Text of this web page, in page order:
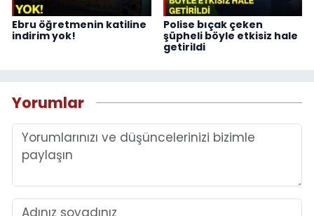
Ebru öğretmenin katiline
indirim yok!
Polise bıçak çeken
şüpheli böyle etkisiz hale
getirildi
Yorumlar